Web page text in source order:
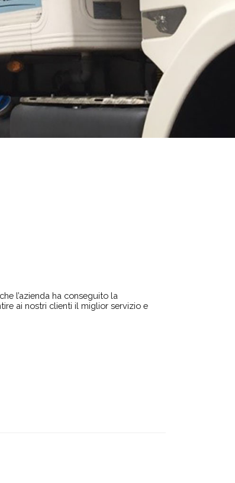
l’azienda ha conseguito la
ai nostri clienti il miglior servizio e